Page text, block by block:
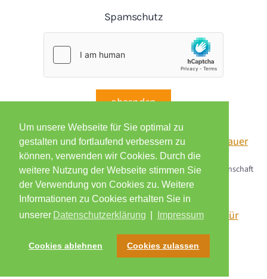
Um unsere Webseite für Sie optimal zu
gestalten und fortlaufend verbessern zu
können, verwenden wir Cookies. Durch die
weitere Nutzung der Webseite stimmen Sie
der Verwendung von Cookies zu. Weitere
Informationen zu Cookies erhalten Sie in
unserer Datenschutzerklärung Impressum
Cookies ablehnen Cookies zulassen
Spamschutz
absenden
Zertifiziert für Präventions­kurse von der Kooperations­gemeinschaft
gesetzlicher Kranken­kassen